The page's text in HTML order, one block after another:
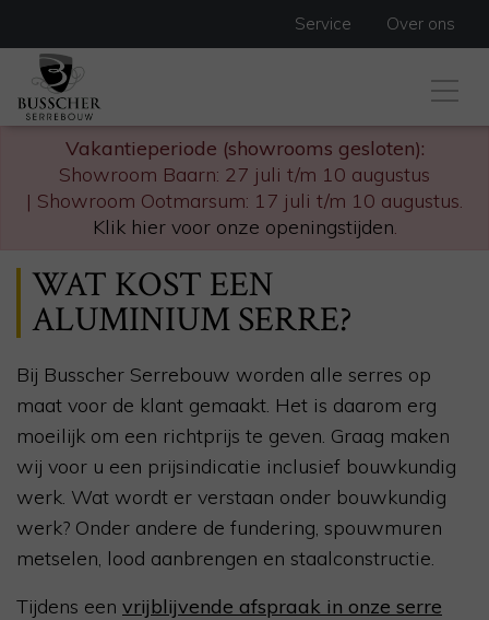
Vakantieperiode (showrooms gesloten):
Showroom Baarn: 27 juli t/m 10 augustus
| Showroom Ootmarsum: 17 juli t/m 10 augustus.
Klik hier voor onze openingstijden.
Service Over ons
WAT KOST EEN
ALUMINIUM SERRE?
Bij Busscher Serrebouw worden alle serres op
maat voor de klant gemaakt. Het is daarom erg
moeilijk om een richtprijs te geven. Graag maken
wij voor u een prijsindicatie inclusief bouwkundig
werk. Wat wordt er verstaan onder bouwkundig
werk? Onder andere de fundering, spouwmuren
metselen, lood aanbrengen en staalconstructie.
Tijdens een vrijblijvende afspraak in onze serre